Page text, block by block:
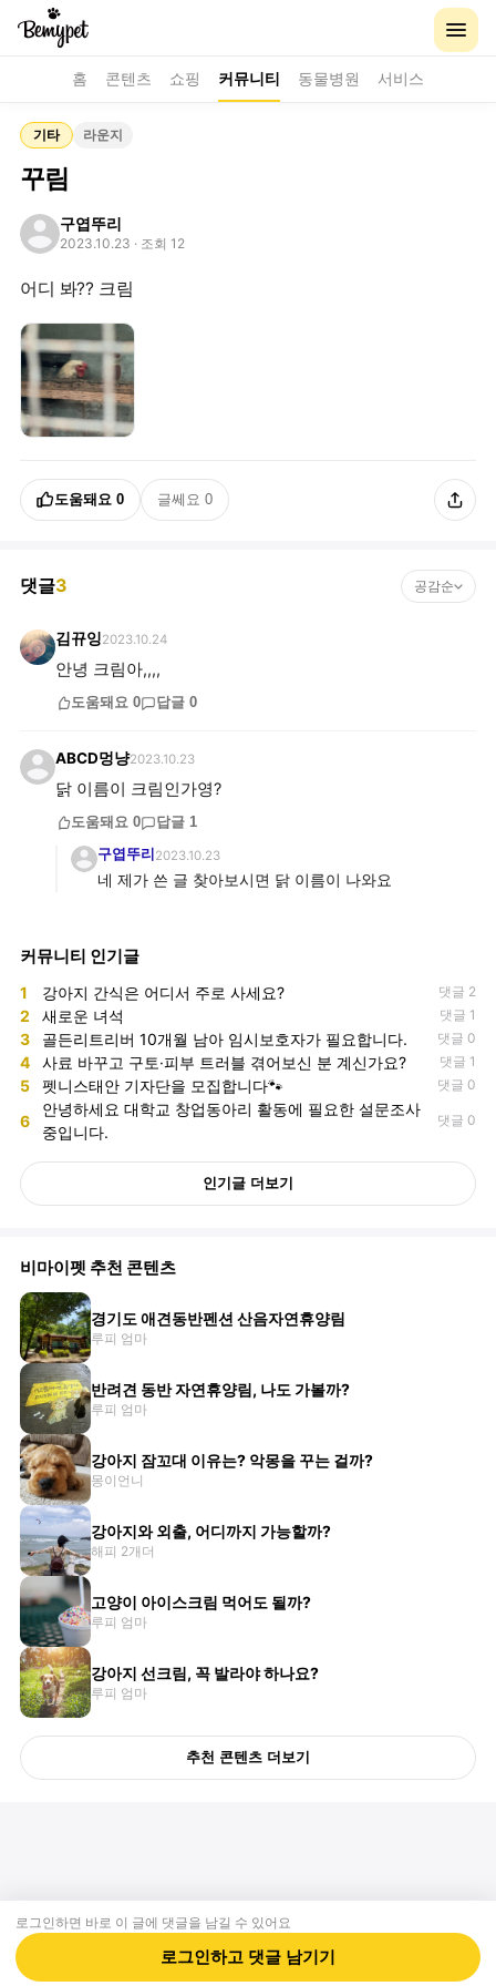
홈 콘텐츠 쇼핑 커뮤니티 동물병원 서비스
기타 라운지
꾸림
구엽뚜리
2023.10.23 · 조회 12
어디 봐?? 크림
도움돼요 0 글쎄요 0
댓글3 공감순
김뀨잉2023.10.24
안녕 크림아,,,,
도움돼요 0 답글 0
ABCD멍냥2023.10.23
닭 이름이 크림인가영?
도움돼요 0 답글 1
구엽뚜리 2023.10.23
네 제가 쓴 글 찾아보시면 닭 이름이 나와요
커뮤니티 인기글
1 강아지 간식은 어디서 주로 사세요? 댓글 2
2 새로운 녀석 댓글 1
3 골든리트리버 10개월 남아 임시보호자가 필요합니다. 댓글 0
4 사료 바꾸고 구토·피부 트러블 겪어보신 분 계신가요? 댓글 1
5 펫니스태안 기자단을 모집합니다🐾 댓글 0
6
안녕하세요 대학교 창업동아리 활동에 필요한 설문조사
중입니다.
댓글 0
인기글 더보기
비마이펫 추천 콘텐츠
경기도 애견동반펜션 산음자연휴양림
루피 엄마
반려견 동반 자연휴양림, 나도 가볼까?
루피 엄마
강아지 잠꼬대 이유는? 악몽을 꾸는 걸까?
몽이언니
강아지와 외출, 어디까지 가능할까?
해피 2개더
고양이 아이스크림 먹어도 될까?
루피 엄마
강아지 선크림, 꼭 발라야 하나요?
루피 엄마
추천 콘텐츠 더보기
로그인하면 바로 이 글에 댓글을 남길 수 있어요
로그인하고 댓글 남기기